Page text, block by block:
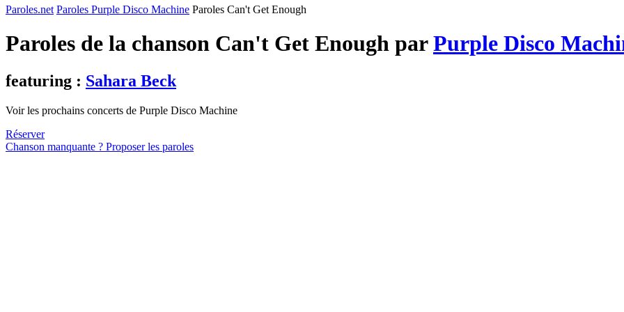
Paroles.net Paroles Purple Disco Machine Paroles Can't Get Enough
Paroles de la chanson Can't Get Enough parPurple Disco
featuring : Sahara Beck
Voir les prochains concerts de Purple Disco Machine
Réserver
Chanson manquante ? Proposer les paroles